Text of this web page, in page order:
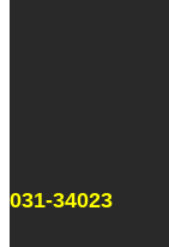
031-34023